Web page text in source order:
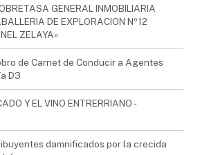
GENERAL INMOBILIARIA
DE EXPLORACION Nº12
ZELAYA»
de Carnet de Conducir a Agentes
D3
Y EL VINO ENTRERRIANO -
damnificados por la crecida